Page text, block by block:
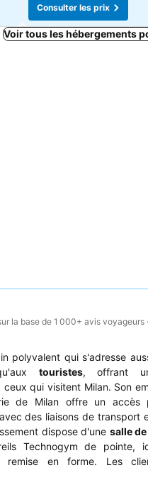
Consulter les prix
Voir tous les hébergements
la base de 1 000+ avis voyageurs
polyvalent qui s'adresse
touristes, offrant
qui visitent Milan. Son
de Milan offre un accès
des liaisons de transport
dispose d'une salle
Technogym de pointe,
remise en forme. Les